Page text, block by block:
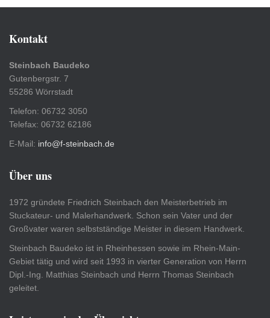
Kontakt
Steinbach Baudeko
Gutenbergstr. 7
55286 Wörrstadt
Telefon: 06732 3050
Telefax: 06732 62186
E-Mail: info@f-steinbach.de
Über uns
1972 gründete Friedrich Steinbach den Meisterbetrieb im
Stuckateur- und Malerhandwerk. Schon sein Vater und der
Großvater waren selbstständige Meister in diesem Handwerk.
Steinbach Baudeko ist in Rheinhessen sowie im Rhein-Main-
Gebiet tätig und wird seit 1993 in vierter Generation von Herrn
Dipl.-Ing. Matthias Steinbach und Herrn Thomas Steinbach
geleitet.